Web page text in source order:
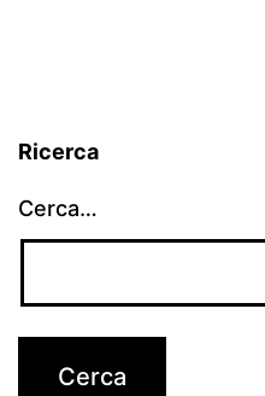
Ricerca
Cerca…